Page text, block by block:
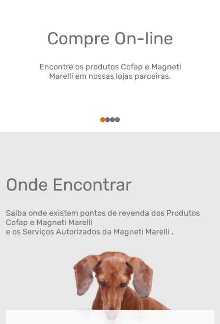
Compre On-line
Encontre os produtos Cofap e Magneti
Marelli em nossas lojas parceiras.
1234
Onde Encontrar
Saiba onde existem pontos de revenda dos Produtos
Cofap e Magneti Marelli
e os Serviços Autorizados da Magneti Marelli .